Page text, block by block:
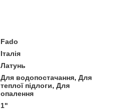
Fado
Італія
Латунь
Для водопостачання, Для
теплої підлоги, Для
опалення
1"